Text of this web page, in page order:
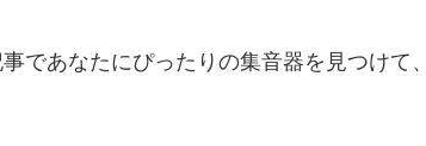
であなたにぴったりの集音器を見つけて、